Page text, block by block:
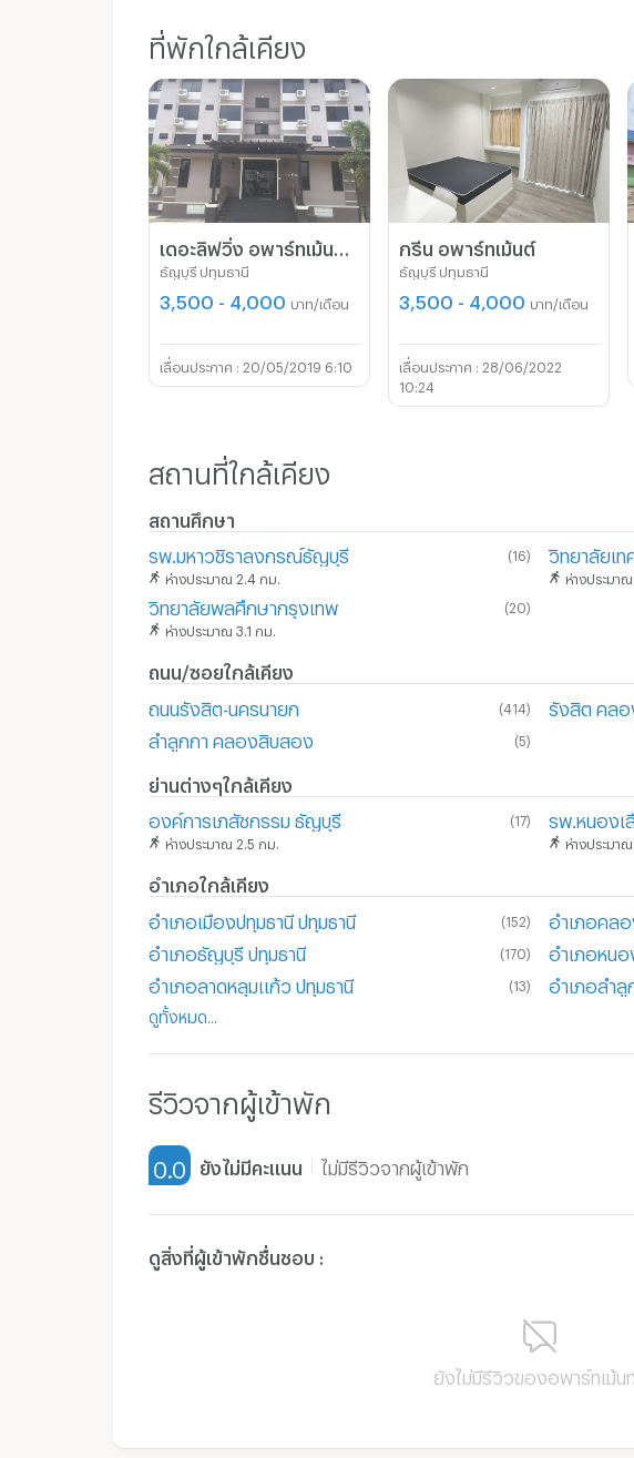
ที่พักใกล้เคียง
ธัญบุรี ปทุมธานี
3,500 - 4,000 บาท/เดือน
20/05/2019 6:10
กรีน อพาร์ทเม้นต์
ธัญบุรี ปทุมธานี
3,500 - 4,000 บาท/เดือน
28/06/2022
10:24
สถานที่ใกล้เคียง
สถานศึกษา
รพ.มหาวชิราลงกรณ์ธัญบุรี (16)
ห่างประมาณ 2.4 กม.
วิทยาลัยเ
ห่างประมาณ
วิทยาลัยพลศึกษากรุงเทพ (20)
ห่างประมาณ 3.1 กม.
ถนน/ซอยใกล้เคียง
ถนนรังสิต-นครนายก (414 ) รังสิต คลอ
ลำลูกกา คลองสิบสอง (5)
ย่านต่างๆใกล้เคียง
องค์การเภสัชกรรม ธัญบุรี (17)
ห่างประมาณ 2.5 กม.
รพ.หนองเ
ห่างประมาณ
อำเภอใกล้เคียง
อำเภอเมืองปทุมธานี ปทุมธานี (152) อำเภอคล
อำเภอธัญบุรี ปทุมธานี (170) อำเภอหนอ
อำเภอลาดหลุมแก้ว ปทุมธานี (13) อำเภอลำลู
ดูทั้งหมด...
รีวิวจากผู้เข้าพัก
0.0 ยังไม่มีคะแนน ไม่มีรีวิวจากผู้เข้าพัก
ดูสิ่งที่ผู้เข้าพักชื่นชอบ :
ยังไม่มีรีวิวของอพาร์ทเม้น